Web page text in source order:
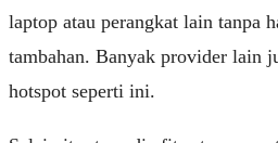
laptop atau perangkat lain tanpa
tambahan. Banyak provider lain
hotspot seperti ini.